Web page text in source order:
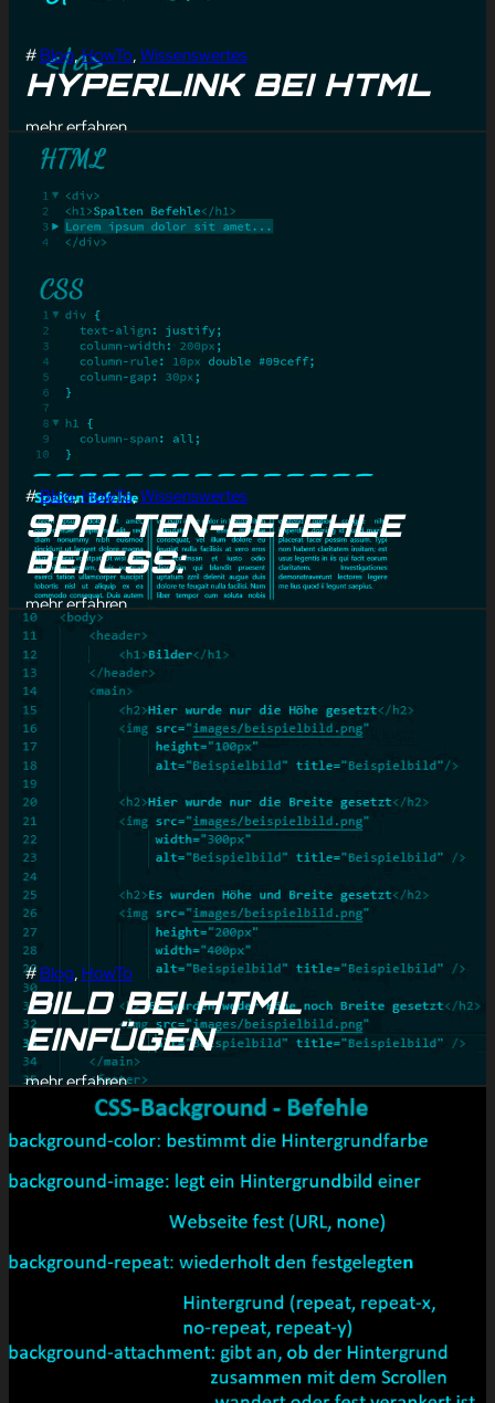
# Blog, HowTo, Wissenswertes
HYPERLINK BEI HTML
mehr erfahren
#Blog, HowTo, Wissenswertes
SPALTEN-BEFEHLE
BEI CSS:
mehr erfahren
# Blog, HowTo
BILD BEI HTML
EINFÜGEN
mehr erfahren